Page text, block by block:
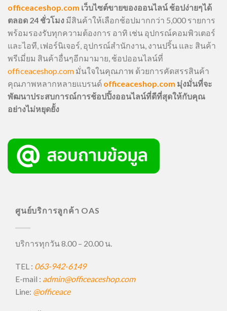
officeaceshop.com เว็บไซต์ขายของออนไลน์ ช้อปง่ายๆได้
ตลอด 24 ชั่วโมง มีสินค้าให้เลือกช้อปมากกว่า 5,000 รายการ
พร้อมรองรับทุกความต้องการ อาทิ เช่น อุปกรณ์คอมพิวเตอร์
และไอที, เฟอร์นิเจอร์, อุปกรณ์สำนักงาน, งานปริ้น และ สินค้า
พรีเมี่ยม สินค้าอื่นๆอีกมามาย, ช้อปออนไลน์ที่
officeaceshop.com มั่นใจในคุณภาพ ด้วยการคัดสรรสินค้า
คุณภาพหลากหลายแบรนด์ officeaceshop.com มุ่งมั่นที่จะ
พัฒนาประสบการณ์การช้อปปิ้งออนไลน์ที่ดีที่สุดให้กับคุณ
อย่างไม่หยุดยั้ง
ศูนย์บริการลูกค้า OAS
บริการทุกวัน 8.00 – 20.00 น.
TEL : 063-942-6149
E-mail : admin@officeaceshop.com
Line: @officeace